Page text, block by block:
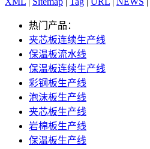
热门产品：
夹芯板连续生产线
保温板流水线
保温板连续生产线
彩钢板生产线
泡沫板生产线
夹芯板生产线
岩棉板生产线
保温板生产线